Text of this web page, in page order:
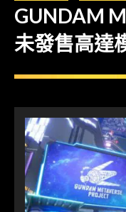
GUNDAM
未發售高達